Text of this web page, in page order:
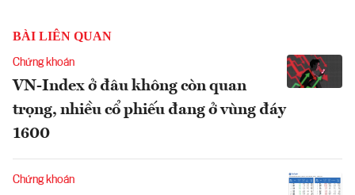
BÀI LIÊN QUAN
Chứng khoán
VN-Index ở đâu không còn quan
trọng, nhiều cổ phiếu đang ở vùng đáy
1600
Chứng khoán